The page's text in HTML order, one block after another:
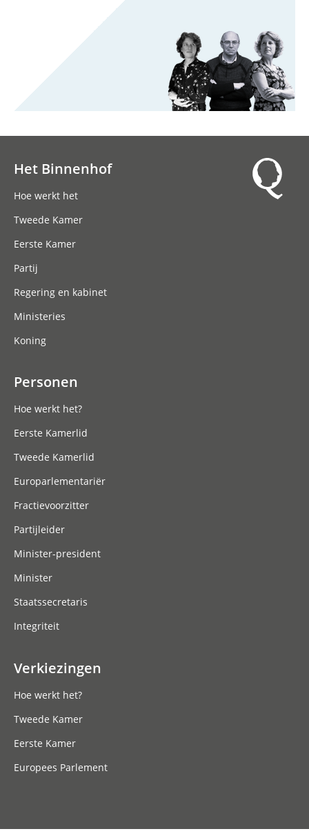
Het Binnenhof
Hoe werkt het
Tweede Kamer
Eerste Kamer
Partij
Regering en kabinet
Ministeries
Koning
Personen
Hoe werkt het?
Eerste Kamerlid
Tweede Kamerlid
Europarlementariër
Fractievoorzitter
Partijleider
Minister-president
Minister
Staatssecretaris
Integriteit
Verkiezingen
Hoe werkt het?
Tweede Kamer
Eerste Kamer
Europees Parlement